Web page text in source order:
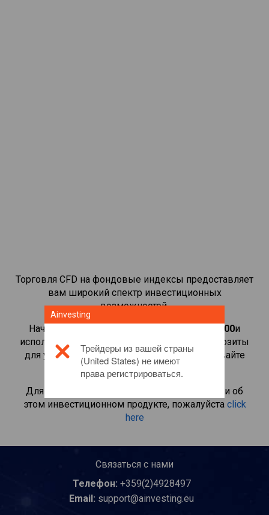
Торговля CFD на фондовые индексы предоставляет
вам широкий спектр инвестиционных
возможностей.
Начать торговать CFD-контрактами на
UK 100и
используйте небольшие маржинальные депозиты
для увеличения объема торговли. Отслеживайте
секторы экономики.
Для получения дополнительной информации об
этом инвестиционном продукте, пожалуйста click
here
Связаться с нами
Телефон: +359(2)4928497
Email: support@ainvesting.eu
Ainvesting
Трейдеры из вашей страны
(United States) не имеют
права регистрироваться.